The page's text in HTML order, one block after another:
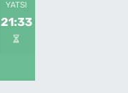
YATSI
21:33